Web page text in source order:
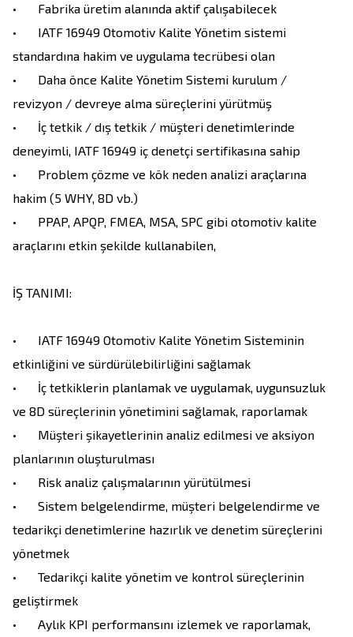
•	Fabrika üretim alanında aktif çalışabilecek
•	IATF 16949 Otomotiv Kalite Yönetim sistemi
standardına hakim ve uygulama tecrübesi olan
•	Daha önce Kalite Yönetim Sistemi kurulum /
revizyon / devreye alma süreçlerini yürütmüş
•	İç tetkik / dış tetkik / müşteri denetimlerinde
deneyimli, IATF 16949 iç denetçi sertifikasına sahip
•	Problem çözme ve kök neden analizi araçlarına
hakim (5 WHY, 8D vb.)
•	PPAP, APQP, FMEA, MSA, SPC gibi otomotiv kalite
araçlarını etkin şekilde kullanabilen,
İŞ TANIMI:
•	IATF 16949 Otomotiv Kalite Yönetim Sisteminin
etkinliğini ve sürdürülebilirliğini sağlamak
•	İç tetkiklerin planlamak ve uygulamak, uygunsuzluk
ve 8D süreçlerinin yönetimini sağlamak, raporlamak
•	Müşteri şikayetlerinin analiz edilmesi ve aksiyon
planlarının oluşturulması
•	Risk analiz çalışmalarının yürütülmesi
•	Sistem belgelendirme, müşteri belgelendirme ve
tedarikçi denetimlerine hazırlık ve denetim süreçlerini
yönetmek
•	Tedarikçi kalite yönetim ve kontrol süreçlerinin
geliştirmek
•	Aylık KPI performansını izlemek ve raporlamak,